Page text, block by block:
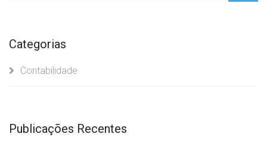
Categorias
Contabilidade
Publicações Recentes